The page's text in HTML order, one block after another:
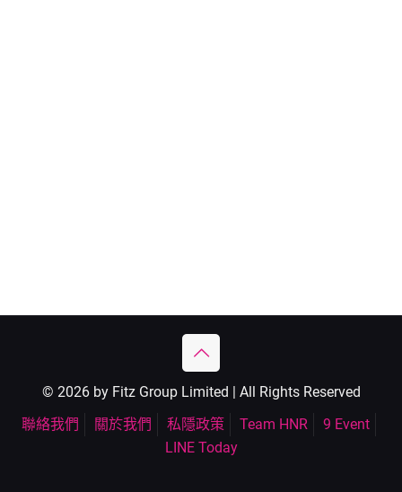
© 2026 by Fitz Group Limited | All Rights Reserved
聯絡我們
關於我們 私隱政策 Team HNR
9 Event
LINE Today